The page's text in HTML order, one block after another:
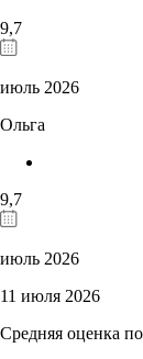
9,7
июль 2026
Ольга
9,7
июль 2026
11 июля 2026
Средняя оценка